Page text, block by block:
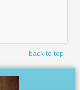
back to top